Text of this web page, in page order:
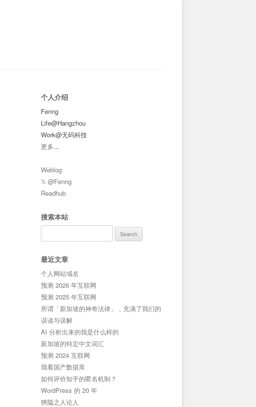
个人介绍
Fenng
Life@Hangzhou
Work@无码科技
更多...
Weblog
𝕏 @Fenng
Readhub
搜索本站
for:
最近文章
个人网站域名
预测 2026 年互联网
预测 2025 年互联网
所谓「新加坡的神奇法律」，充满了我们的
误读与误解
AI 分析出来的我是什么样的
新加坡的特定中文词汇
预测 2024 互联网
我看国产数据库
如何评价知乎的匿名机制？
WordPress 的 20 年
狹隘之人论人